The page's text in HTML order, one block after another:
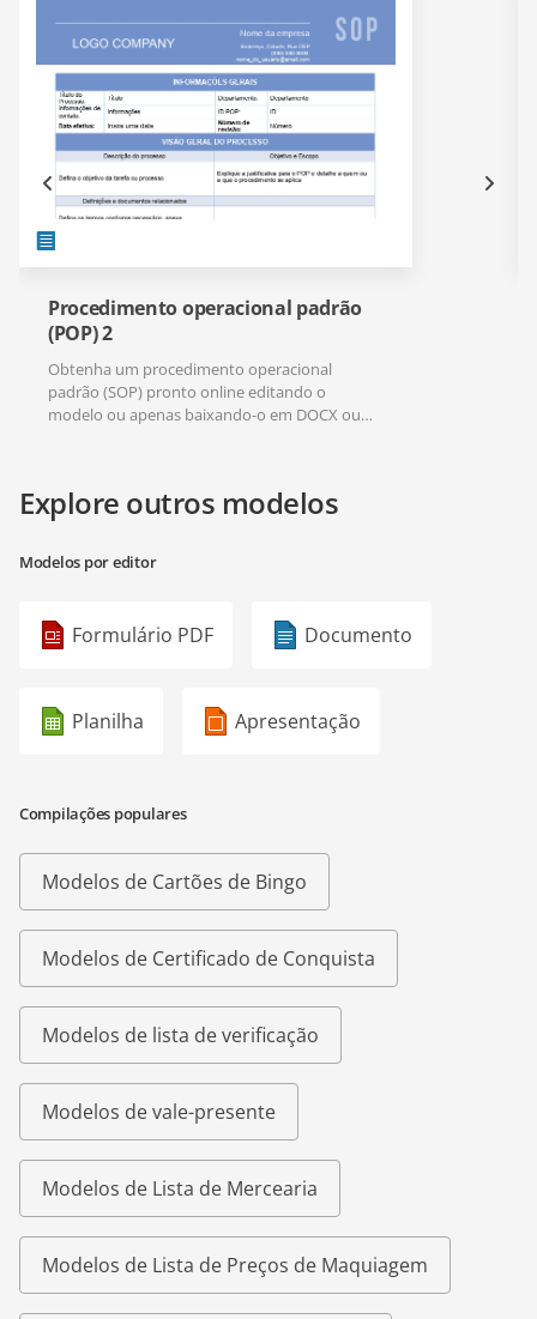
Procedimento operacional padrão
(POP) 2
Obtenha um procedimento operacional
padrão (SOP) pronto online editando o
modelo ou apenas baixando-o em DOCX ou
Explore outros modelos
Modelos por editor
Formulário PDF Documento
Planilha Apresentação
Compilações populares
Modelos de Cartões de Bingo
Modelos de Certificado de Conquista
Modelos de lista de verificação
Modelos de vale-presente
Modelos de Lista de Mercearia
Modelos de Lista de Preços de Maquiagem